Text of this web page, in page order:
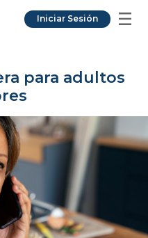
Iniciar Sesión
para adultos